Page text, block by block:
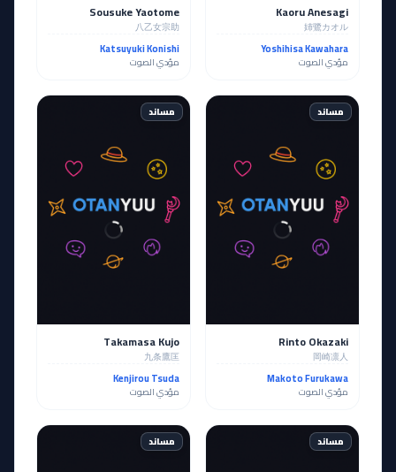
Kaoru Anesagi
姉鷺カオル
Yoshihisa Kawahara
مؤدي الصوت
Sousuke Yaotome
八乙女宗助
Katsuyuki Konishi
مؤدي الصوت
مساند
Rinto Okazaki
岡崎凛人
Makoto Furukawa
مؤدي الصوت
مساند
Takamasa Kujo
九条鷹匡
Kenjirou Tsuda
مؤدي الصوت
مساند مساند